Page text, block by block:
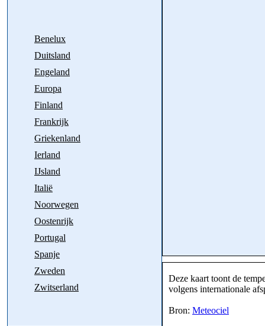
Benelux
Duitsland
Engeland
Europa
Finland
Frankrijk
Griekenland
Ierland
IJsland
Italië
Noorwegen
Oostenrijk
Portugal
Spanje
Zweden
Zwitserland
Deze kaart toont de
volgens internationale
Bron: Meteociel